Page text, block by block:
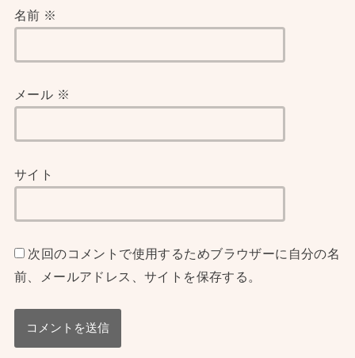
名前 ※
メール ※
サイト
次回のコメントで使用するためブラウザーに自分の名
前、メールアドレス、サイトを保存する。